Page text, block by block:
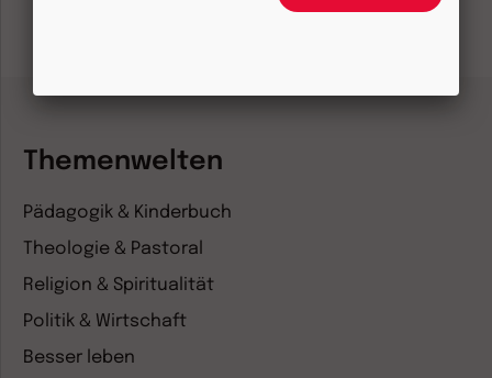
Themenwelten
Pädagogik & Kinderbuch
Theologie & Pastoral
Religion & Spiritualität
Politik & Wirtschaft
Besser leben